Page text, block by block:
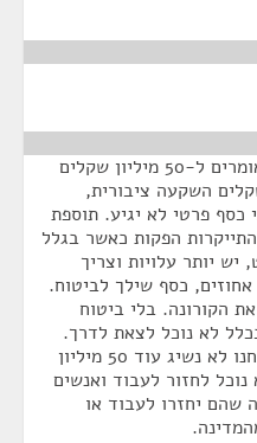
בסופו של דבר החישוב שאנחנו אומרים ל-50 מיליון שקלים
שהם 30 מיליון שקלים השקעה ציבורית,
כסף פרטי לא יגיע. תוספת
התייקרות הפקות כאשר בגלל
יותר עלויות וצריך
לייצר עוד כסף. ועוד בין 5 ל-10 אחוזים, כסף שילך לביטוח.
הקורונה. בלי ביטוח
לא נוכל לצאת לדרך.
כל ההפקות כרגע תקועות. אם אנחנו לא נשיג עוד 50 מיליון
לחזור לעבוד ואנשים
שהם יחזרו לעבוד או